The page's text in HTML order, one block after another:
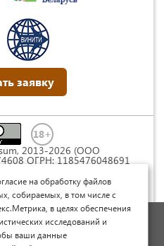
заявку
2013-2026 (ООО
ОГРН: 1185476048691
4.0
персональных данных
оферты
на обработку файлов
собираемых, в том числе с
в целях обеспечения
исследований и
ваши данные